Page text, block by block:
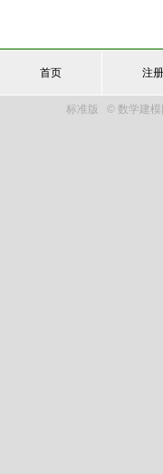
首页 注册
标准版 © 数学建模